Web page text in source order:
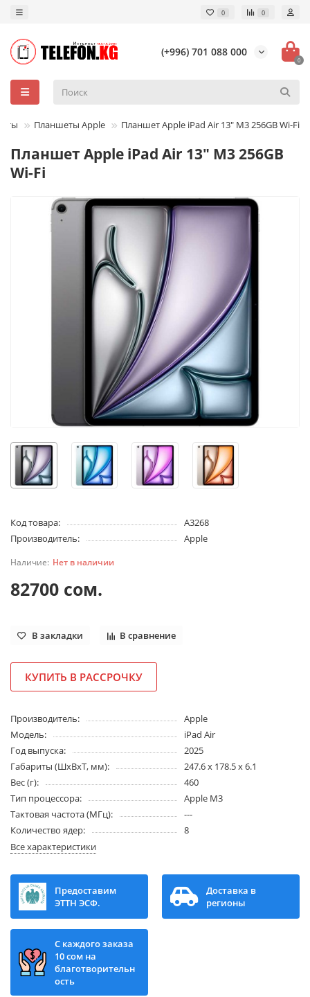
0 0
(+996) 701 088 000
0
Планшеты Apple Планшет Apple iPad Air 13" M3 256GB Wi-Fi
Планшет Apple iPad Air 13" M3 256GB
Wi-Fi
Код товара:
A3268
Производитель:
Apple
Нет в наличии
82700 сом.
В закладки В сравнение
КУПИТЬ В РАССРОЧКУ
Производитель:
Apple
Модель:
iPad Air
Год выпуска:
2025
Габариты (ШхВхТ, мм):
247.6 x 178.5 x 6.1
Вес (г):
460
Тип процессора:
Apple M3
Тактовая частота (МГц):
---
Количество ядер:
8
Все характеристики
Предоставим
ЭТТН ЭСФ.
Доставка в
регионы
С каждого заказа
10 сом на
благотворительн
ость